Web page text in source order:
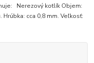
Nerezový kotlík Objem:
cca 0,8 mm. Veľkosť: